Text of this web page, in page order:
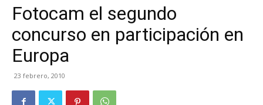
Fotocam el segundo
concurso en participación en
Europa
23 febrero, 2010